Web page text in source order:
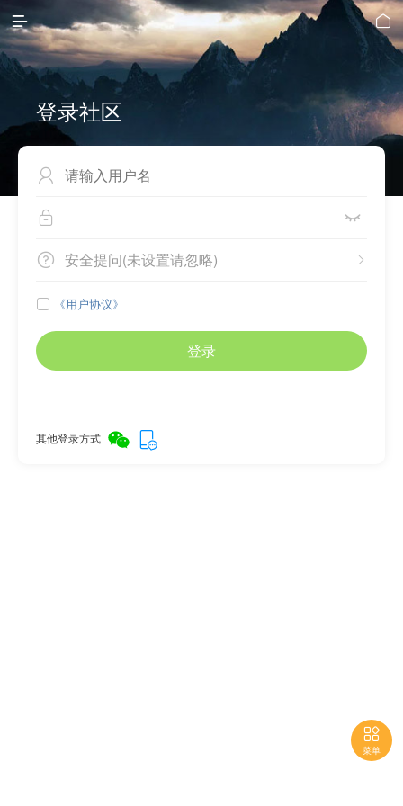
 
登录社区

 
 
安全提问(未设置请忽略)
 《用户协议》
登录
其他登录方式

菜单